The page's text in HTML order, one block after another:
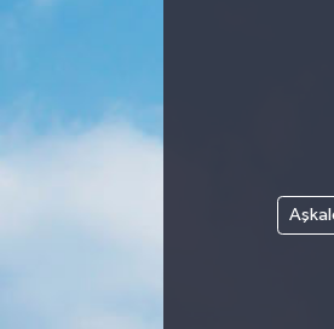
Sağlık